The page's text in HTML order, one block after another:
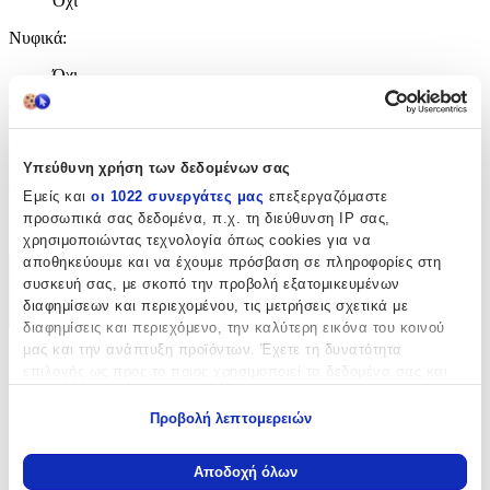
Υπεύθυνη χρήση των δεδομένων σας
Εμείς και οι 1022 συνεργάτες μας επεξεργαζόμαστε
προσωπικά σας δεδομένα, π.χ. τη διεύθυνση IP σας,
χρησιμοποιώντας τεχνολογία όπως cookies για να
αποθηκεύουμε και να έχουμε πρόσβαση σε πληροφορίες στη
συσκευή σας, με σκοπό την προβολή εξατομικευμένων
διαφημίσεων και περιεχομένου, τις μετρήσεις σχετικά με
διαφημίσεις και περιεχόμενο, την καλύτερη εικόνα του κοινού
μας και την ανάπτυξη προϊόντων. Έχετε τη δυνατότητα
Να συλλέξουμε πληροφορίες σχετικά με τη γεωγραφική
σας τοποθεσία, οι οποίες μπορεί να είναι ακριβείς σε
Προβολή λεπτομερειών
Αποδοχή όλων
Νυφικά:
Όχι
Τύπος
Clip
Όχι
Χαρακτηριστικά
Χαρακτηριστικά